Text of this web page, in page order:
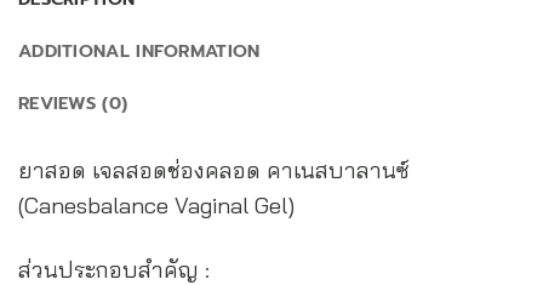
ADDITIONAL INFORMATION
REVIEWS (0)
ยาสอด เจลสอดช่องคลอด คาเนสบาลานซ์
(Canesbalance Vaginal Gel)
ส่วนประกอบสำคัญ :